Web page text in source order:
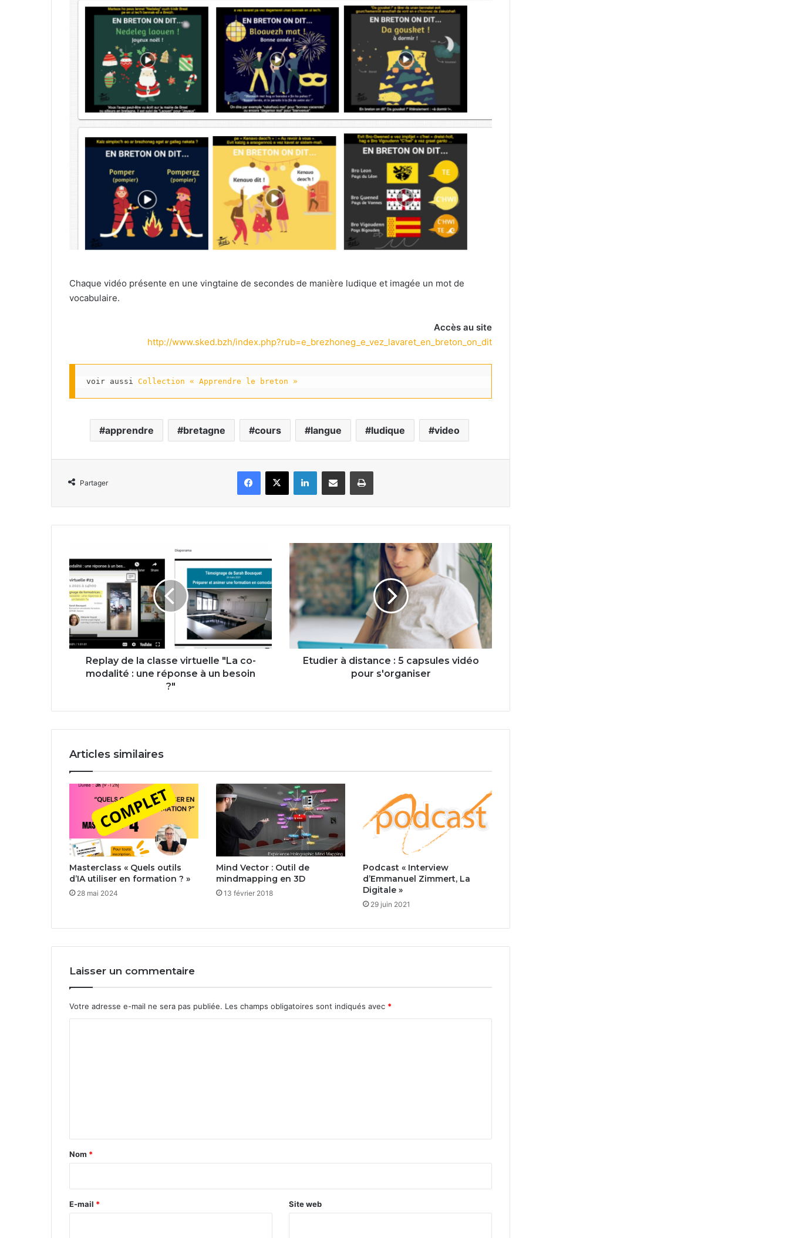
Chaque vidéo présente en une vingtaine de secondes de manière ludique et imagée un mot de
vocabulaire.
Accès au site
http://www.sked.bzh/index.php?rub=e_brezhoneg_e_vez_lavaret_en_breton_on_dit
voir aussi Collection « Apprendre le breton »
apprendre bretagne cours langue ludique video
Partager
Facebook
X LinkedinPartager par email Imprimer
de
la
classe
virtuelle
"La
co-
modalité
:
réponse
Replay de la classe virtuelle "La co-
modalité : une réponse à un besoin
?"
Etudier
distance
:
5
capsules
vidéo
pour
s'organiser
Etudier à distance : 5 capsules vidéo
pour s'organiser
Articles similaires
Masterclass « Quels outils
d’IA utiliser en formation ? »
28 mai 2024
Mind Vector : Outil de
mindmapping en 3D
13 février 2018
Podcast « Interview
d’Emmanuel Zimmert, La
Digitale »
29 juin 2021
Laisser un commentaire
Votre adresse e-mail ne sera pas publiée. Les champs obligatoires sont indiqués avec *
a
e
Nom *
E-mail * Site web